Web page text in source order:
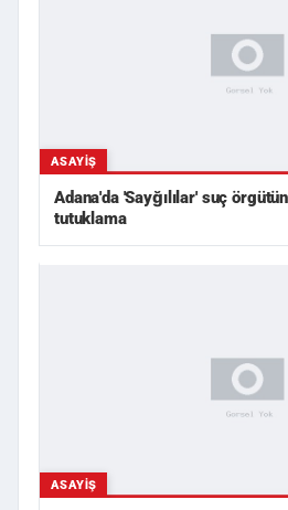
ASAYIŞ
Adana'da 'Sayğılılar' suç
tutuklama
ASAYIŞ